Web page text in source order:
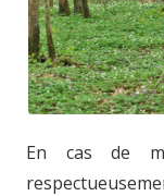
En cas de